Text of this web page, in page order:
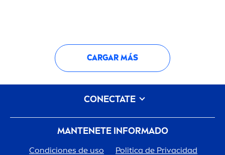
CARGAR MÁS
MANTENETE INFORMADO
Condiciones de uso Politica de Privacidad
CONECTATE